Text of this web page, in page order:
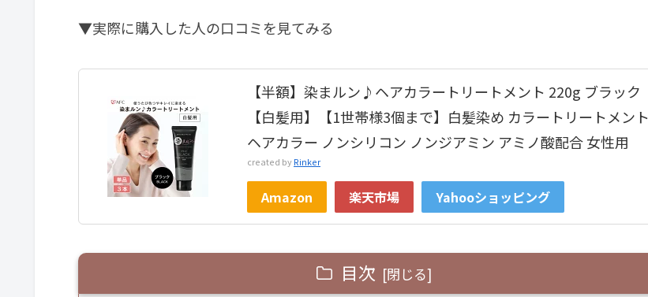
▼実際に購入した人の口コミを見てみる
【半額】染まルン♪ヘアカラートリートメント 220g ブラック
【白髪用】【1世帯様3個まで】白髪染め カラートリートメント
ヘアカラー ノンシリコン ノンジアミン アミノ酸配合 女性用
created byRinker
Amazon 楽天市場 Yahooショッピング
目次